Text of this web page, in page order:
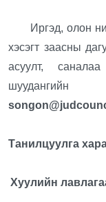
Иргэд, олон
хэсэгт заасны
асуулт,
Танилцуулга
Хуулийн